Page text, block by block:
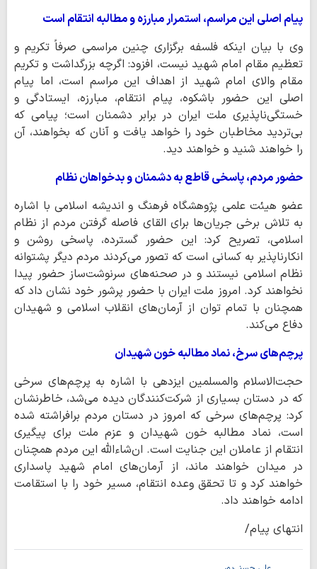
پیام اصلی این مراسم، استمرار مبارزه و مطالبه انتقام است
وی با بیان اینکه فلسفه برگزاری چنین مراسمی صرفاً تکریم و
تعظیم مقام امام شهید نیست، افزود: اگرچه بزرگداشت و تکریم
مقام والای امام شهید از اهداف این مراسم است، اما پیام
اصلی این حضور باشکوه، پیام انتقام، مبارزه، ایستادگی و
خستگی‌ناپذیری ملت ایران در برابر دشمنان است؛ پیامی که
بی‌تردید مخاطبان خود را خواهد یافت و آنان که بخواهند، آن
را خواهند شنید و خواهند دید.
حضور مردم، پاسخی قاطع به دشمنان و بدخواهان نظام
عضو هیئت علمی پژوهشگاه فرهنگ‌ و اندیشه‌ اسلامی با اشاره
به تلاش برخی جریان‌ها برای القای فاصله گرفتن مردم از نظام
اسلامی، تصریح کرد: این حضور گسترده، پاسخی روشن و
انکارناپذیر به کسانی است که تصور می‌کردند مردم دیگر پشتوانه
نظام اسلامی نیستند و در صحنه‌های سرنوشت‌ساز حضور پیدا
نخواهند کرد. امروز ملت ایران با حضور پرشور خود نشان داد که
همچنان با تمام توان از آرمان‌های انقلاب اسلامی و شهیدان
دفاع می‌کند.
پرچم‌های سرخ، نماد مطالبه خون شهیدان
حجت‌الاسلام والمسلمین ایزدهی با اشاره به پرچم‌های سرخی
که در دستان بسیاری از شرکت‌کنندگان دیده می‌شد، خاطرنشان
کرد: پرچم‌های سرخی که امروز در دستان مردم برافراشته شده
است، نماد مطالبه خون شهیدان و عزم ملت برای پیگیری
انتقام از عاملان این جنایت است. ان‌شاءالله این مردم همچنان
در میدان خواهند ماند، از آرمان‌های امام شهید پاسداری
خواهند کرد و تا تحقق وعده انتقام، مسیر خود را با استقامت
ادامه خواهند داد.
انتهای پیام/